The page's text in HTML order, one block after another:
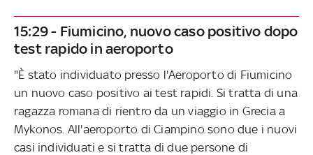
15:29 - Fiumicino, nuovo caso positivo dopo
test rapido in aeroporto
"È stato individuato presso l'Aeroporto di Fiumicino
un nuovo caso positivo ai test rapidi. Si tratta di una
ragazza romana di rientro da un viaggio in Grecia a
Mykonos. All'aeroporto di Ciampino sono due i nuovi
casi individuati e si tratta di due persone di